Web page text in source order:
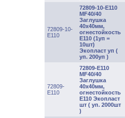
72809-10-
E110
72809-10-E110
MF40/40
Заглушка
40х40мм,
огнестойкость
Е110 (1уп =
10шт)
Экопласт уп (
уп. 200уп )
72809-
E110
72809-E110
MF40/40
Заглушка
40х40мм,
огнестойкость
Е110 Экопласт
шт ( уп. 2000шт
)